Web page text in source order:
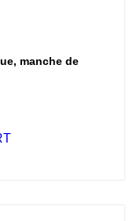
manche de